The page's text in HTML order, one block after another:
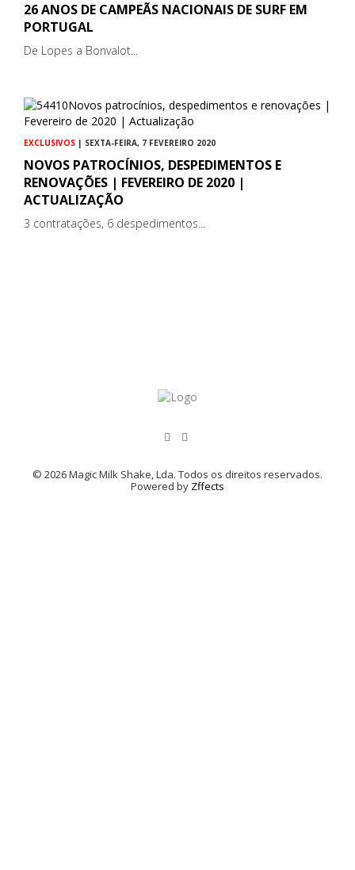
26 ANOS DE CAMPEÃS NACIONAIS DE SURF EM
PORTUGAL
De Lopes a Bonvalot...
EXCLUSIVOS | SEXTA-FEIRA, 7 FEVEREIRO 2020
NOVOS PATROCÍNIOS, DESPEDIMENTOS E
RENOVAÇÕES | FEVEREIRO DE 2020 |
ACTUALIZAÇÃO
3 contratações, 6 despedimentos...
© 2026 Magic Milk Shake, Lda. Todos os direitos reservados.
Powered by Zffects